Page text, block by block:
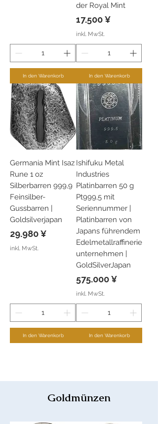
In den Warenkorb
der Royal Mint
Preis
17.500 ¥
inkl. MwSt.
In den Warenkorb
Germania Mint Isaz
Rune 1 oz
Silberbarren 999,9
Feinsilber-
Gussbarren |
Goldsilverjapan
Preis
29.980 ¥
inkl. MwSt.
In den Warenkorb
Ishifuku Metal
Industries
Platinbarren 50 g
Pt999,5 mit
Seriennummer |
Platinbarren von
Japans führendem
Edelmetallraffinerie
unternehmen |
GoldSilverJapan
Preis
575.000 ¥
inkl. MwSt.
In den Warenkorb
Goldmünzen